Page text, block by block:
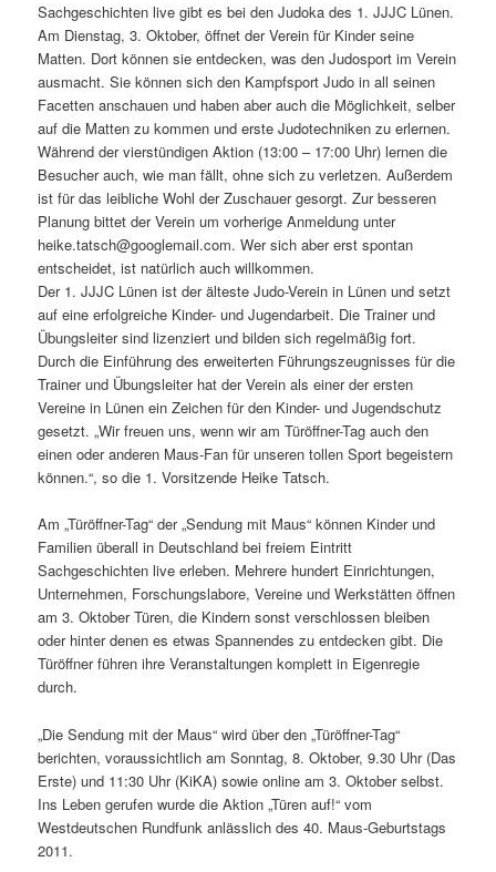
Sachgeschichten live gibt es bei den Judoka des 1. JJJC Lünen.
Am Dienstag, 3. Oktober, öffnet der Verein für Kinder seine
Matten. Dort können sie entdecken, was den Judosport im Verein
ausmacht. Sie können sich den Kampfsport Judo in all seinen
Facetten anschauen und haben aber auch die Möglichkeit, selber
auf die Matten zu kommen und erste Judotechniken zu erlernen.
Während der vierstündigen Aktion (13:00 – 17:00 Uhr) lernen die
Besucher auch, wie man fällt, ohne sich zu verletzen. Außerdem
ist für das leibliche Wohl der Zuschauer gesorgt. Zur besseren
Planung bittet der Verein um vorherige Anmeldung unter
heike.tatsch@googlemail.com. Wer sich aber erst spontan
entscheidet, ist natürlich auch willkommen.
Der 1. JJJC Lünen ist der älteste Judo-Verein in Lünen und setzt
auf eine erfolgreiche Kinder- und Jugendarbeit. Die Trainer und
Übungsleiter sind lizenziert und bilden sich regelmäßig fort.
Durch die Einführung des erweiterten Führungszeugnisses für die
Trainer und Übungsleiter hat der Verein als einer der ersten
Vereine in Lünen ein Zeichen für den Kinder- und Jugendschutz
gesetzt. „Wir freuen uns, wenn wir am Türöffner-Tag auch den
einen oder anderen Maus-Fan für unseren tollen Sport begeistern
können.“, so die 1. Vorsitzende Heike Tatsch.
Am „Türöffner-Tag“ der „Sendung mit Maus“ können Kinder und
Familien überall in Deutschland bei freiem Eintritt
Sachgeschichten live erleben. Mehrere hundert Einrichtungen,
Unternehmen, Forschungslabore, Vereine und Werkstätten öffnen
am 3. Oktober Türen, die Kindern sonst verschlossen bleiben
oder hinter denen es etwas Spannendes zu entdecken gibt. Die
Türöffner führen ihre Veranstaltungen komplett in Eigenregie
durch.
„Die Sendung mit der Maus“ wird über den „Türöffner-Tag“
berichten, voraussichtlich am Sonntag, 8. Oktober, 9.30 Uhr (Das
Erste) und 11:30 Uhr (KiKA) sowie online am 3. Oktober selbst.
Ins Leben gerufen wurde die Aktion „Türen auf!“ vom
Westdeutschen Rundfunk anlässlich des 40. Maus-Geburtstags
2011.